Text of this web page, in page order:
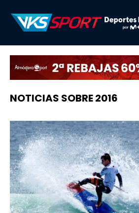
NOTICIAS SOBRE 2016